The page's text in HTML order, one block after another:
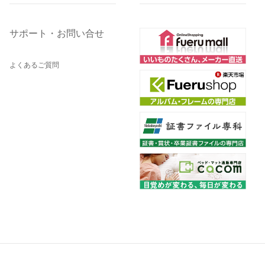
サポート・お問い合せ
よくあるご質問